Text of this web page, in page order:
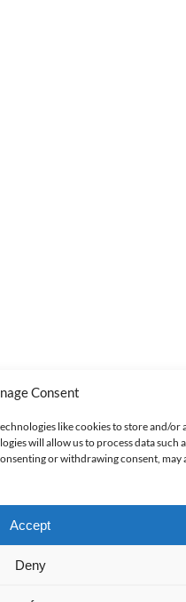
Consent
like cookies to store and/or
will allow us to process data such
or withdrawing consent, may
Accept
Deny